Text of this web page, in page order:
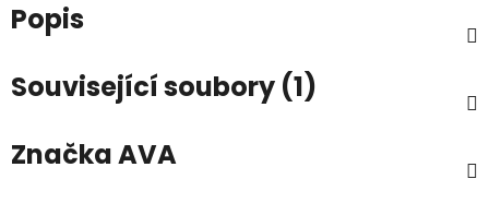
Popis
Související soubory (1)
ZnačkaAVA